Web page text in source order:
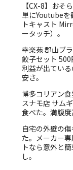
【CX-8】おそ
単にYoutubeを
トキャスト
ータッチ）。
幸楽苑 郡山ブ
餃子セット 500
利益が出てい
安さ。
博多コリアン
スナモ店 サム
食べた。満腹度
自宅の外壁の
た。メーカー
トなら意外と
し。